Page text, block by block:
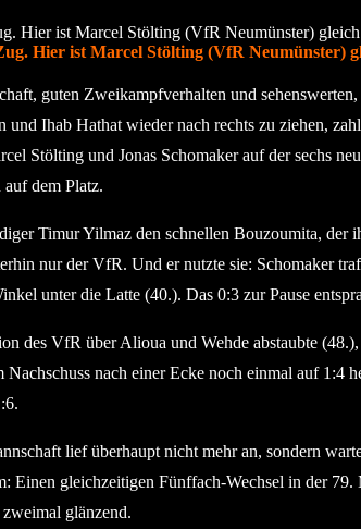
Hier ist Marcel Stölting (VfR
guten Zweikampfverhalten und
Ihab Hathat wieder nach rechts zu ziehen,
Stölting und Jonas Schomaker auf der sechs
dem Platz.
Timur Yilmaz den schnellen Bouzoumita,
nur der VfR. Und er nutzte sie: Schomaker
unter die Latte (40.). Das 0:3 zur Pause
des VfR über Alioua und Wehde abstaubte
nach einer Ecke noch einmal auf 1:4
lief überhaupt nicht mehr an, sondern
Einen gleichzeitigen Fünffach-Wechsel in der
glänzend.